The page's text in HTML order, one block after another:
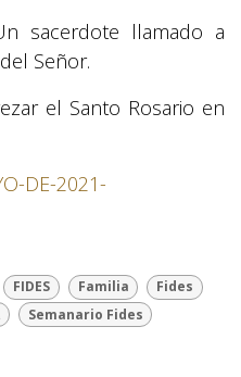
sacerdote llamado a
Señor.
el Santo Rosario en
DE-2021-
FIDES Familia
Fides
Semanario Fides